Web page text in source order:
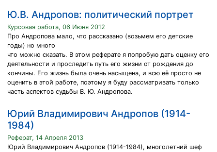
Ю.В. Андропов: политический портрет
Курсовая работа, 06 Июня 2012
Про Андропова мало, что рассказано (возьмем его детские
годы) но много
что можно сказать. В этом реферате я попробую дать оценку его
деятельности и проследить путь его жизни от рождения до
кончины. Его жизнь была очень насыщена, и всю её просто не
оценить в этой работе, поэтому я буду рассматривать только
часть аспектов судьбы В. Ю. Андропова.
Юрий Владимирович Андропов (1914-
1984)
Реферат, 14 Апреля 2013
Юрий Владимирович Андропов (1914-1984), многолетний шеф